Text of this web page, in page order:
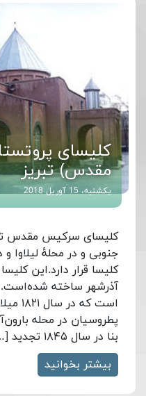
کلیسای
مقدس) تبریز
یکشنبه، 15 آوریل 2018
کلیسای سرکیس مقدس
جنوبی و در محلهٔ لیلاوا
کلیسا قرار دارد.این
آذرشهر ساخته
است
پطروسیان در محله
بنا در سال ۱۸۴۵ تجدید […]
بیشتر بخوانید